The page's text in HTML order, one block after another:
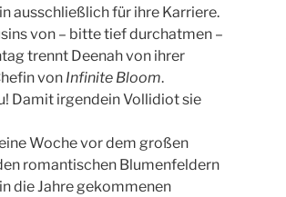
ausschließlich für ihre Karriere.
von – bitte tief durchatmen –
trennt Deenah von ihrer
von Infinite Bloom.
Damit irgendein Vollidiot sie
Woche vor dem großen
romantischen Blumenfeldern
die Jahre gekommenen